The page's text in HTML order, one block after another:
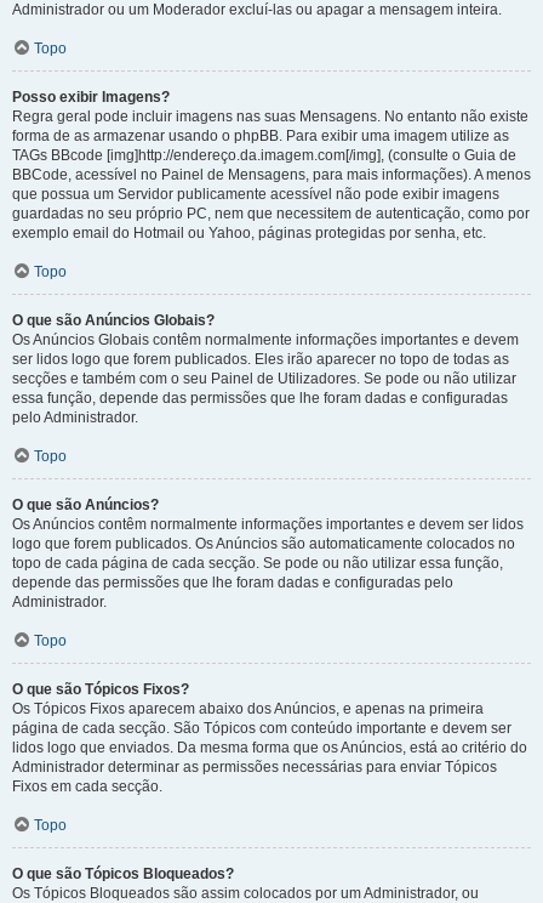
Administrador ou um Moderador excluí-las ou apagar a mensagem inteira.
Topo
Posso exibir Imagens?
Regra geral pode incluir imagens nas suas Mensagens. No entanto não existe
forma de as armazenar usando o phpBB. Para exibir uma imagem utilize as
TAGs BBcode [img]http://endereço.da.imagem.com[/img], (consulte o Guia de
BBCode, acessível no Painel de Mensagens, para mais informações). A menos
que possua um Servidor publicamente acessível não pode exibir imagens
guardadas no seu próprio PC, nem que necessitem de autenticação, como por
exemplo email do Hotmail ou Yahoo, páginas protegidas por senha, etc.
Topo
O que são Anúncios Globais?
Os Anúncios Globais contêm normalmente informações importantes e devem
ser lidos logo que forem publicados. Eles irão aparecer no topo de todas as
secções e também com o seu Painel de Utilizadores. Se pode ou não utilizar
essa função, depende das permissões que lhe foram dadas e configuradas
pelo Administrador.
Topo
O que são Anúncios?
Os Anúncios contêm normalmente informações importantes e devem ser lidos
logo que forem publicados. Os Anúncios são automaticamente colocados no
topo de cada página de cada secção. Se pode ou não utilizar essa função,
depende das permissões que lhe foram dadas e configuradas pelo
Administrador.
Topo
O que são Tópicos Fixos?
Os Tópicos Fixos aparecem abaixo dos Anúncios, e apenas na primeira
página de cada secção. São Tópicos com conteúdo importante e devem ser
lidos logo que enviados. Da mesma forma que os Anúncios, está ao critério do
Administrador determinar as permissões necessárias para enviar Tópicos
Fixos em cada secção.
Topo
O que são Tópicos Bloqueados?
Os Tópicos Bloqueados são assim colocados por um Administrador, ou